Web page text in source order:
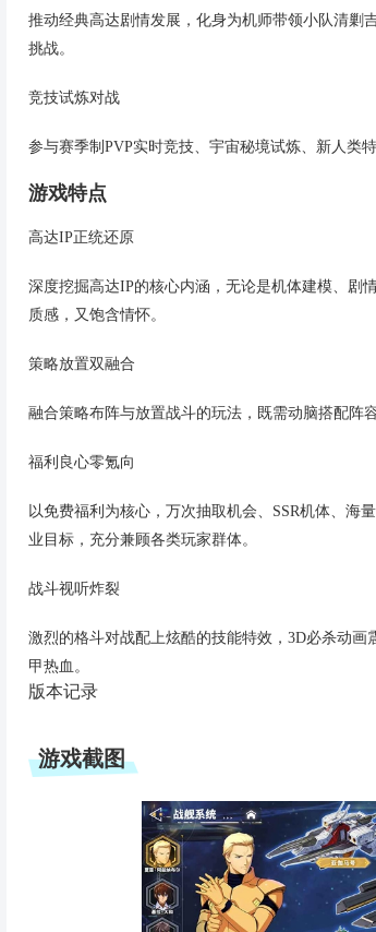
推动经典高达剧情发展，化身为机师带领小队清剿
挑战。
竞技试炼对战
参与赛季制PVP实时竞技、宇宙秘境试炼、新人类
游戏特点
高达IP正统还原
深度挖掘高达IP的核心内涵，无论是机体建模、剧
质感，又饱含情怀。
策略放置双融合
融合策略布阵与放置战斗的玩法，既需动脑搭配阵
福利良心零氪向
以免费福利为核心，万次抽取机会、SSR机体、海
业目标，充分兼顾各类玩家群体。
战斗视听炸裂
激烈的格斗对战配上炫酷的技能特效，3D必杀动
甲热血。
版本记录
游戏截图